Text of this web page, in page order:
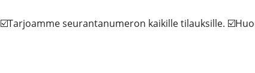
☑️Tarjoamme seurantanumeron kaikille tilauksille.